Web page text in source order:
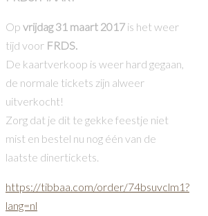
Op vrijdag 31 maart 2017 is het weer
tijd voor FRDS.
De kaartverkoop is weer hard gegaan,
de normale tickets zijn alweer
uitverkocht!
Zorg dat je dit te gekke feestje niet
mist en bestel nu nog één van de
laatste dinertickets.
https://tibbaa.com/order/74bsuvclm1?
lang=nl